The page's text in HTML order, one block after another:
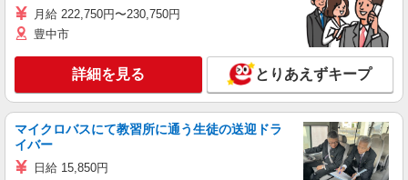
月給 222,750円〜230,750円
豊中市
詳細を見る とりあえずキープ
マイクロバスにて教習所に通う生徒の送迎ドラ
イバー
日給 15,850円